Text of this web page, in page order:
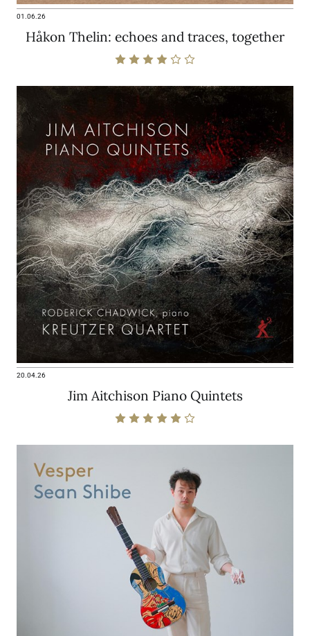
01.06.26
Håkon Thelin: echoes and traces, together
20.04.26
Jim Aitchison Piano Quintets